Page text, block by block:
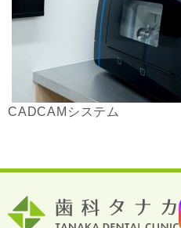
CADCAMシステム